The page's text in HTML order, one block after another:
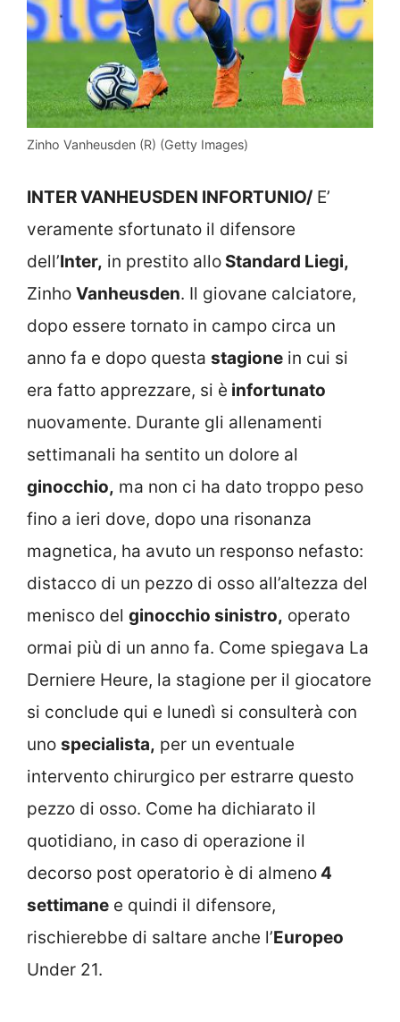
Zinho Vanheusden (R) (Getty Images)
INTER VANHEUSDEN INFORTUNIO/ E’
veramente sfortunato il difensore
dell’Inter, in prestito allo Standard Liegi,
Zinho Vanheusden. Il giovane calciatore,
dopo essere tornato in campo circa un
anno fa e dopo questa stagione in cui si
era fatto apprezzare, si è infortunato
nuovamente. Durante gli allenamenti
settimanali ha sentito un dolore al
ginocchio, ma non ci ha dato troppo peso
fino a ieri dove, dopo una risonanza
magnetica, ha avuto un responso nefasto:
distacco di un pezzo di osso all’altezza del
menisco del ginocchio sinistro, operato
ormai più di un anno fa. Come spiegava La
Derniere Heure, la stagione per il giocatore
si conclude qui e lunedì si consulterà con
uno specialista, per un eventuale
intervento chirurgico per estrarre questo
pezzo di osso. Come ha dichiarato il
quotidiano, in caso di operazione il
decorso post operatorio è di almeno 4
settimane e quindi il difensore,
rischierebbe di saltare anche l’Europeo
Under 21.